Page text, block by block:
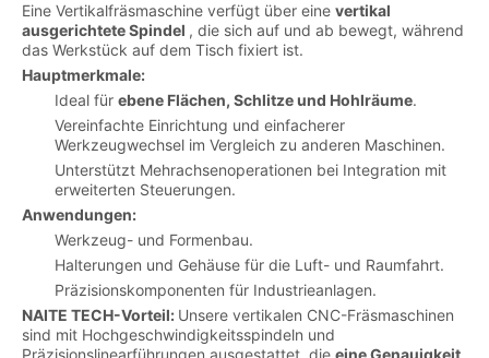
Eine Vertikalfräsmaschine verfügt über eine vertikal
ausgerichtete Spindel , die sich auf und ab bewegt, während
das Werkstück auf dem Tisch fixiert ist.
Hauptmerkmale:
Ideal für ebene Flächen, Schlitze und Hohlräume.
Vereinfachte Einrichtung und einfacherer
Werkzeugwechsel im Vergleich zu anderen Maschinen.
Unterstützt Mehrachsenoperationen bei Integration mit
erweiterten Steuerungen.
Anwendungen:
Werkzeug- und Formenbau.
Halterungen und Gehäuse für die Luft- und Raumfahrt.
Präzisionskomponenten für Industrieanlagen.
NAITE TECH-Vorteil: Unsere vertikalen CNC-Fräsmaschinen
sind mit Hochgeschwindigkeitsspindeln und
Präzisionslinearführungen ausgestattet, die eine Genauigkeit